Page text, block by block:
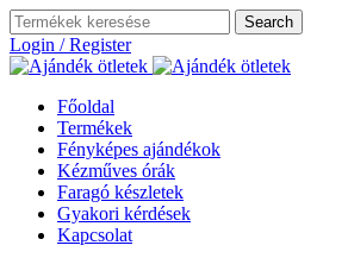
Search
Login / Register
Főoldal
Termékek
Fényképes ajándékok
Kézműves órák
Faragó készletek
Gyakori kérdések
Kapcsolat